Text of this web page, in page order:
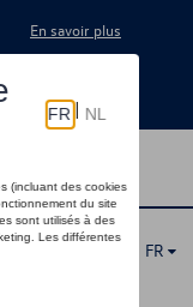
En savoir plus
FR